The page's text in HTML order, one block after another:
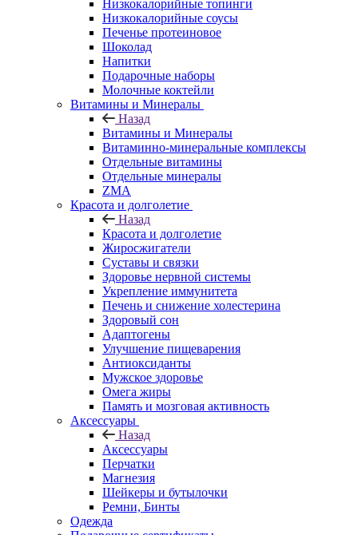
Низкокалорийные топинги
Низкокалорийные соусы
Печенье протеиновое
Шоколад
Напитки
Подарочные наборы
Молочные коктейли
Витамины и Минералы
Назад
Витамины и Минералы
Витаминно-минеральные комплексы
Отдельные витамины
Отдельные минералы
ZMA
Красота и долголетие
Назад
Красота и долголетие
Жиросжигатели
Суставы и связки
Здоровье нервной системы
Укрепление иммунитета
Печень и снижение холестерина
Здоровый сон
Адаптогены
Улучшение пищеварения
Антиоксиданты
Мужское здоровье
Омега жиры
Память и мозговая активность
Аксессуары
Назад
Аксессуары
Перчатки
Магнезия
Шейкеры и бутылочки
Ремни, Бинты
Одежда